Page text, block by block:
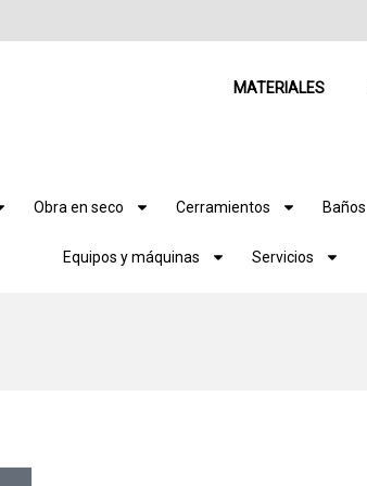
MATERIALES
Obra en seco Cerramientos Baños
Equipos y máquinas Servicios